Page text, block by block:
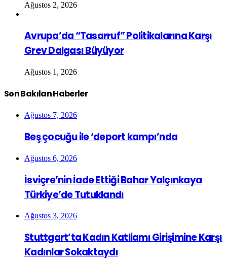
Ağustos 2, 2026
Avrupa’da “Tasarruf” Politikalarına Karşı
Grev Dalgası Büyüyor
Ağustos 1, 2026
Son Bakılan Haberler
Ağustos 7, 2026
Beş çocuğu ile ‘deport kampı’nda
Ağustos 6, 2026
İsviçre’nin İade Ettiği Bahar Yalçınkaya
Türkiye’de Tutuklandı
Ağustos 3, 2026
Stuttgart’ta Kadın Katliamı Girişimine Karşı
Kadınlar Sokaktaydı